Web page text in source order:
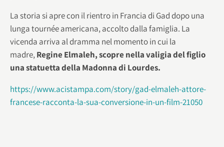
La storia si apre con il rientro in Francia di Gad dopo una
lunga tournée americana, accolto dalla famiglia. La
vicenda arriva al dramma nel momento in cui la
madre,Regine Elmaleh, scopre nella valigia del figlio
una statuetta della Madonna di Lourdes.
https://www.acistampa.com/story/gad-elmaleh-attore-
francese-racconta-la-sua-conversione-in-un-film-21050